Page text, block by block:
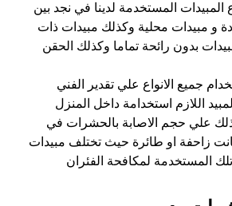
المبيدات المستخدمة لدينا في نجد بين
و مبيدات محلية وكذلك مبيدات ذات
بدون رائحة تماما وكذلك الحقن
جميع الانواع علي تقدير الفني
اللازم استخدامة داخل المنزل
علي حجم الاصابة بالحشرات في
زاحفة او طائرة حيث تختلف مبيدات
المستخدمة لمكافحة الفئران